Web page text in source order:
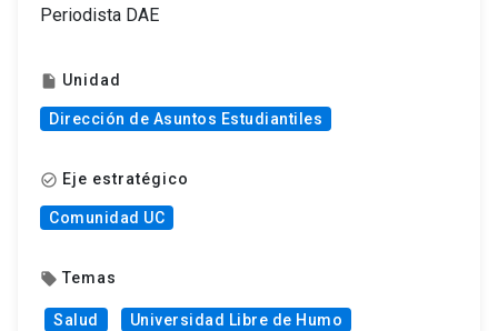
Periodista DAE
insert_drive_file Unidad
Dirección de Asuntos Estudiantiles
check_circle_outline Eje estratégico
Comunidad UC
local_offer Temas
Salud
Universidad Libre de Humo